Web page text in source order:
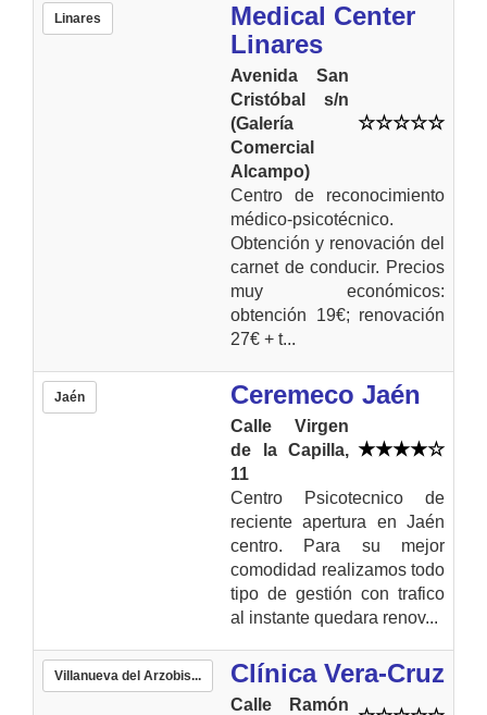
Linares
Medical Center
Linares
Avenida San
Cristóbal s/n
(Galería
Comercial
Alcampo)
Centro de reconocimiento
médico-psicotécnico.
Obtención y renovación del
carnet de conducir. Precios
muy económicos:
obtención 19€; renovación
27€ + t...
Jaén Ceremeco Jaén
Calle Virgen
de la Capilla,
11
Centro Psicotecnico de
reciente apertura en Jaén
centro. Para su mejor
comodidad realizamos todo
tipo de gestión con trafico
al instante quedara renov...
Villanueva del Arzobis... Clínica Vera-Cruz
Calle Ramón